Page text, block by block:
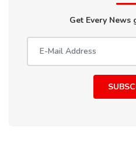
Get Every News